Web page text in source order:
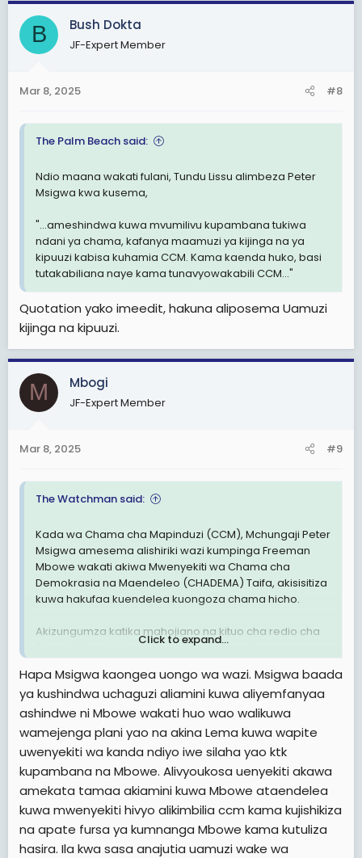
"Kumfanya Mbowe kuendelea kuongoza chama kile
ilikuwa ni kukipeleka shimoni, hafai na tunapaswa kuwa
na demokrasia," alisema Msigwa.
Ameongeza kuwa, msimamo wake dhidi ya Mbowe
kuwa na makosa au kwamba hawezi kuwapa
changamoto.
"Nitawawapa changamoto," alisisitiza Msigwa huku
akieleza kuwa wengi hawakuamini mwanzo lakini
baadaye walikuja kukubaliana naye kuwa Mbowe
hakuwa na nafasi ya kushinda.
B Bush Dokta
JF-Expert Member
Mar 8, 2025 #8
The Palm Beach said:
Ndio maana wakati fulani, Tundu Lissu alimbeza Peter
Msigwa kwa kusema,
"...ameshindwa kuwa mvumilivu kupambana tukiwa
ndani ya chama, kafanya maamuzi ya kijinga na ya
kipuuzi kabisa kuhamia CCM. Kama kaenda huko, basi
tutakabiliana naye kama tunavyowakabili CCM..."
Quotation yako imeedit, hakuna aliposema Uamuzi
kijinga na kipuuzi.
M Mbogi
JF-Expert Member
Mar 8, 2025 #9
The Watchman said:
Kada wa Chama cha Mapinduzi (CCM), Mchungaji Peter
Msigwa amesema alishiriki wazi kumpinga Freeman
Mbowe wakati akiwa Mwenyekiti wa Chama cha
Demokrasia na Maendeleo (CHADEMA) Taifa, akisisitiza
kuwa hakufaa kuendelea kuongoza chama hicho.
Akizungumza katika mahojiano na kituo cha redio cha
Ebony FM leo, Msigwa amesema kuwa aliona mapema
aliamini kwa asilimia 100 kuwa angepoteza nafasi yake
ya uongozi.
"Kumfanya Mbowe kuendelea kuongoza chama kile
ilikuwa ni kukipeleka shimoni, hafai na tunapaswa kuwa
na demokrasia," alisema Msigwa.
Ameongeza kuwa, msimamo wake dhidi ya Mbowe
hauimaanishi kuwa waliokuwa madarakani hawawezi
kuwa na makosa au kwamba hawezi kuwapa
changamoto.
Click to expand...
Hapa Msigwa kaongea uongo wa wazi. Msigwa baada
ya kushindwa uchaguzi aliamini kuwa aliyemfanyaa
ashindwe ni Mbowe wakati huo wao walikuwa
wamejenga plani yao na akina Lema kuwa wapite
uwenyekiti wa kanda ndiyo iwe silaha yao ktk
kupambana na Mbowe. Alivyoukosa uenyekiti akawa
amekata tamaa akiamini kuwa Mbowe ataendelea
kuwa mwenyekiti hivyo alikimbilia ccm kama kujishikiza
na apate fursa ya kumnanga Mbowe kama kutuliza
hasira. Ila kwa sasa anajutia uamuzi wake wa